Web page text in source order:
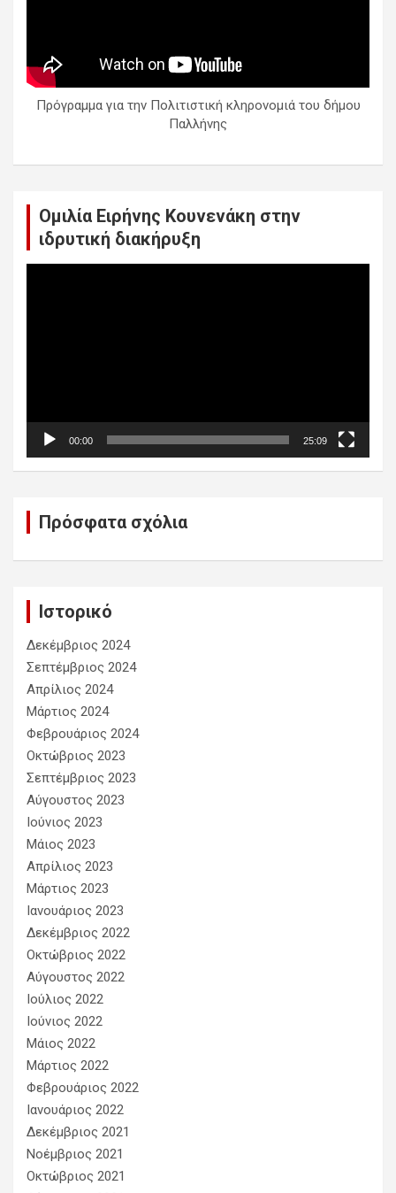
Πρόγραμμα για την Πολιτιστική κληρονομιά του δήμου
Παλλήνης
Ομιλία Ειρήνης Κουνενάκη στην
ιδρυτική διακήρυξη
00:00 25:09
Πρόσφατα σχόλια
Ιστορικό
Δεκέμβριος 2024
Σεπτέμβριος 2024
Απρίλιος 2024
Μάρτιος 2024
Φεβρουάριος 2024
Οκτώβριος 2023
Σεπτέμβριος 2023
Αύγουστος 2023
Ιούνιος 2023
Μάιος 2023
Απρίλιος 2023
Μάρτιος 2023
Ιανουάριος 2023
Δεκέμβριος 2022
Οκτώβριος 2022
Αύγουστος 2022
Ιούλιος 2022
Ιούνιος 2022
Μάιος 2022
Μάρτιος 2022
Φεβρουάριος 2022
Ιανουάριος 2022
Δεκέμβριος 2021
Νοέμβριος 2021
Οκτώβριος 2021